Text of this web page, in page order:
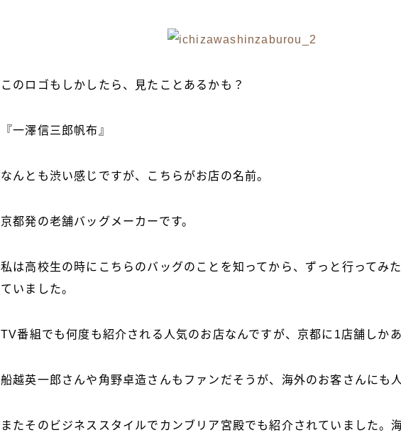
このロゴもしかしたら、見たことあるかも？
『一澤信三郎帆布』
なんとも渋い感じですが、こちらがお店の名前。
京都発の老舗バッグメーカーです。
私は高校生の時にこちらのバッグのことを知ってから、ずっと行ってみ
ていました。
TV番組でも何度も紹介される人気のお店なんですが、京都に1店舗しかあ
船越英一郎さんや角野卓造さんもファンだそうが、海外のお客さんにも人
またそのビジネススタイルでカンブリア宮殿でも紹介されていました。